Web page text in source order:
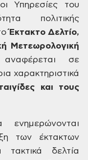
Υπηρεσίες του
πολιτικής
ΈκτακτοΔελτίο,
Μετεωρολογική
σε
χαρακτηριστικά
και τους
των έκτακτων
τακτικά δελτία